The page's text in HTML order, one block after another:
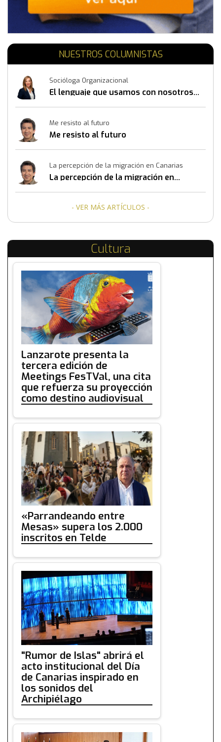
NUESTROS COLUMNISTAS
Socióloga Organizacional
El lenguaje que usamos con nosotros
Me resisto al futuro
Me resisto al futuro
La percepción de la migración en Canarias
La percepción de la migración en
- VER MÁS ARTÍCULOS -
Cultura
Lanzarote presenta la
tercera edición de
Meetings FesTVal, una cita
que refuerza su proyección
como destino audiovisual
«Parrandeando entre
Mesas» supera los 2.000
inscritos en Telde
"Rumor de Islas" abrirá el
acto institucional del Día
de Canarias inspirado en
los sonidos del
Archipiélago